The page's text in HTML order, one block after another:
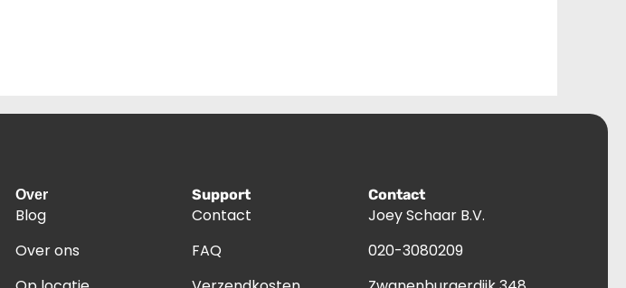
Over
Blog
Over ons
Support
Contact
FAQ
Contact
Joey Schaar B.V.
020-3080209